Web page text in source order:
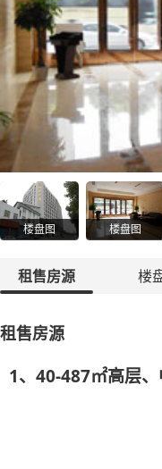
楼盘图 楼盘图
租售房源 楼
租售房源
1、40-487㎡高层